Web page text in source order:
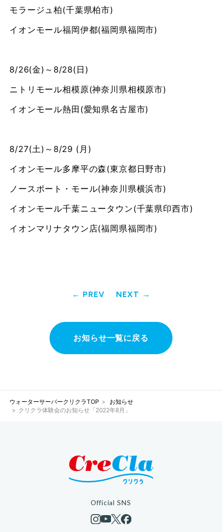
モラージュ柏(千葉県柏市)
イオンモール福岡伊都(福岡県福岡市)
8/26(金)～8/28(日)
ニトリモール相模原(神奈川県相模原市)
イオンモール熱田(愛知県名古屋市)
8/27(土)～8/29 (月)
イオンモール多摩平の森(東京都日野市)
ノースポート・モール(神奈川県横浜市)
イオンモール千葉ニュータウン(千葉県印西市)
イオンマリナタウン店(福岡県福岡市)
PREV NEXT
お知らせ一覧に戻る
ウォーターサーバークリクラTOP
お知らせ
クリクラ体験会のお知らせ「2022年8月」
Official SNS